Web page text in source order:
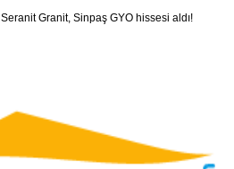
Seranit Granit, Sinpaş GYO hissesi aldı!